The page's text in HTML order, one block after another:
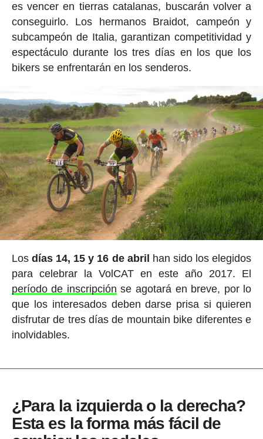
es vencer en tierras catalanas, buscarán volver a
conseguirlo. Los hermanos Braidot, campeón y
subcampeón de Italia, garantizan competitividad y
espectáculo durante los tres días en los que los
bikers se enfrentarán en los senderos.
Los días 14, 15 y 16 de abril han sido los elegidos
para celebrar la VolCAT en este año 2017. El
período de inscripción se agotará en breve, por lo
que los interesados deben darse prisa si quieren
disfrutar de tres días de mountain bike diferentes e
inolvidables.
¿Para la izquierda o la derecha?
Esta es la forma más fácil de